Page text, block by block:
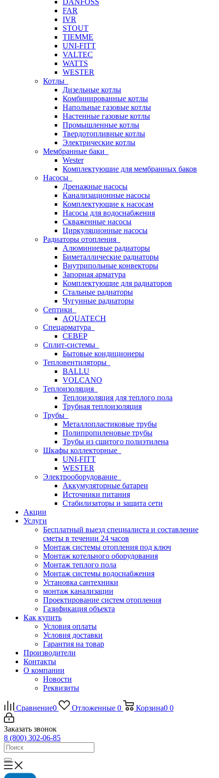
DANFOSS
FAR
IVR
STOUT
TIEMME
UNI-FITT
VALTEC
WATTS
WESTER
Котлы
Дизельные котлы
Комбинированные котлы
Напольные газовые котлы
Настенные газовые котлы
Промышленные котлы
Твердотопливные котлы
Электрические котлы
Мембранные баки
Wester
Комплектуюшие для мембранных баков
Насосы
Дренажные насосы
Канализационные насосы
Комплектующие к насосам
Насосы для водоснабжения
Скваженные насосы
Циркуляционные насосы
Радиаторы отопления
Алюминиевые радиаторы
Биметаллические радиаторы
Внутрипольные конвекторы
Запорная арматура
Комплектующие для радиаторов
Стальные радиаторы
Чугунные радиаторы
Септики
AQUATECH
Спецарматура
СЕВЕР
Сплит-системы
Бытовые кондиционеры
Тепловентиляторы
BALLU
VOLCANO
Теплоизоляция
Теплоизоляция для теплого пола
Трубная теплоизоляция
Трубы
Металлопластиковые трубы
Полипропиленовые трубы
Трубы из сшитого полиэтилена
Шкафы коллекторные
UNI-FITT
WESTER
Электрооборудование
Аккумуляторные батареи
Источники питания
Стабилизаторы и защита сети
Акции
Услуги
Бесплатный выезд специалиста и составление
сметы в течении 24 часов
Монтаж системы отопления под ключ
Монтаж котельного оборудования
Монтаж теплого пола
Монтаж системы водоснабжения
Установка сантехники
монтаж канализации
Проектирование систем отопления
Газификация объекта
Как купить
Условия оплаты
Условия доставки
Гарантия на товар
Производители
Контакты
О компании
Новости
Реквизиты
Сравнение0 Отложенные 0 Корзина0 0
Заказать звонок
8 (800) 302-06-85